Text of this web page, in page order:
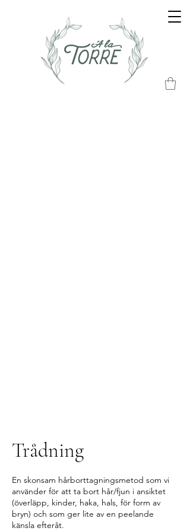
Trådning
En skonsam hårborttagningsmetod som vi
använder för att ta bort hår/fjun i ansiktet
(överläpp, kinder, haka, hals, för form av
bryn) och som ger lite av en peelande
känsla efteråt.